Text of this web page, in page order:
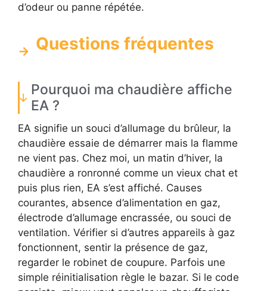
d’odeur ou panne répétée.
Questions fréquentes
Pourquoi ma chaudière affiche
EA ?
EA signifie un souci d’allumage du brûleur, la
chaudière essaie de démarrer mais la flamme
ne vient pas. Chez moi, un matin d’hiver, la
chaudière a ronronné comme un vieux chat et
puis plus rien, EA s’est affiché. Causes
courantes, absence d’alimentation en gaz,
électrode d’allumage encrassée, ou souci de
ventilation. Vérifier si d’autres appareils à gaz
fonctionnent, sentir la présence de gaz,
regarder le robinet de coupure. Parfois une
simple réinitialisation règle le bazar. Si le code